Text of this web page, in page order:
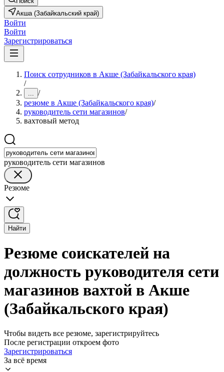
Акша (Забайкальский край)
Войти
Войти
Зарегистрироваться
Поиск сотрудников в Акше (Забайкальского края)
/
... /
резюме в Акше (Забайкальского края)/
руководитель сети магазинов/
вахтовый метод
руководитель сети магазинов
Резюме
Найти
Резюме соискателей на
должность руководителя сети
магазинов вахтой в Акше
(Забайкальского края)
Чтобы видеть все резюме, зарегистрируйтесь
После регистрации откроем фото
Зарегистрироваться
За всё время